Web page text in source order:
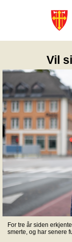
Vil
For tre år siden
smerte, og har senere